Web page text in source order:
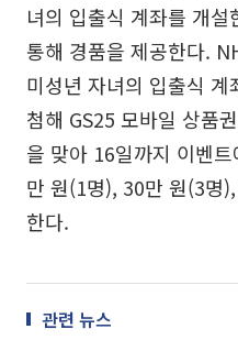
녀의 입출식 계좌를 개
통해 경품을 제공한다.
미성년 자녀의 입출식
첨해 GS25 모바일 상품
을 맞아 16일까지 이벤
만 원(1명), 30만 원(3명
한다.
관련 뉴스